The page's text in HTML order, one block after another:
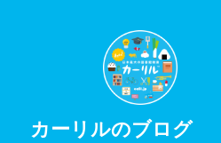
カーリルのブログ